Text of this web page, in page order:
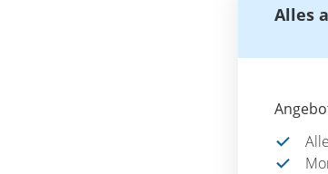
Alles